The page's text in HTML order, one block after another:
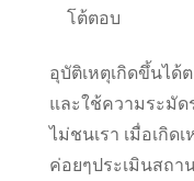
โต้ตอบ
อุบัติเหตุเกิดขึ้นได้
และใช้ความระมัด
ไม่ชนเรา เมื่อเกิ
ค่อยๆประเมินสถ